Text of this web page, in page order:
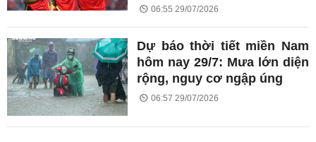
06:55 29/07/2026
Dự báo thời tiết miền Nam
hôm nay 29/7: Mưa lớn diện
rộng, nguy cơ ngập úng
06:57 29/07/2026